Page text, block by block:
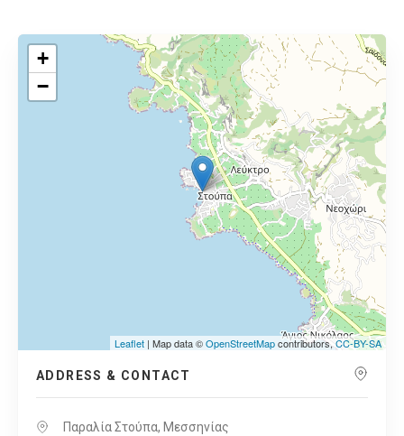
+
−
Leaflet | Map data ©OpenStreetMapcontributors,CC-BY-SA
ADDRESS & CONTACT
Παραλία Στούπα, Μεσσηνίας